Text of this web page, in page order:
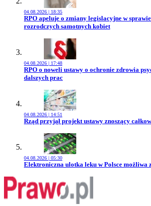
04.08.2026 | 18:35
Przejdź do artykułu:
RPO apeluje o zmiany legislacyjne w
rozrodczych samotnych kobiet
04.08.2026 | 17:48
Przejdź do artykułu:
RPO o noweli ustawy o ochronie zdrowia
dalszych prac
04.08.2026 | 14:51
Przejdź do artykułu:
Rząd przyjął projekt ustawy znoszący
04.08.2026 | 05:30
Przejdź do artykułu:
Elektroniczna ulotka leku w Polsce możliwa